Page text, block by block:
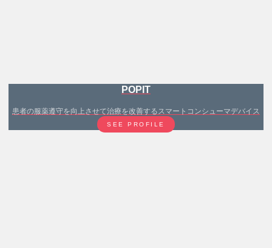
POPIT
患者の服薬遵守を向上させて治療を改善するスマートコンシューマデバイス
SEE PROFILE